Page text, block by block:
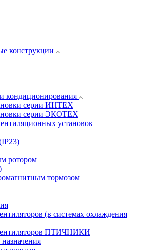
конструкции
кондиционирования
серии ИНТЕХ
серии ЭКОТЕХ
установок
ротором
тормозом
(в системах охлаждения
ПТИЧНИКИ